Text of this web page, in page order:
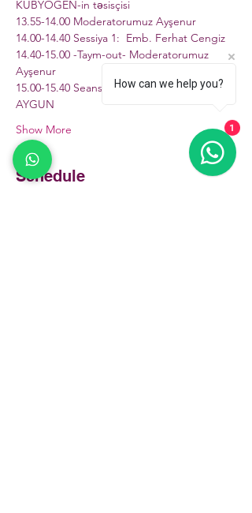
KUBYOGEN-in təsisçisi
13.55-14.00 Moderatorumuz Ayşenur
14.00-14.40 Sessiya 1:  Emb. Ferhat Cengiz
14.40-15.00 -Taym-out- Moderatorumuz
Ayşenur
15.00-15.40 Seans 2: Emb. Ehtiras Melis
AYGUN
Show More
Schedule
How can we help you?
1